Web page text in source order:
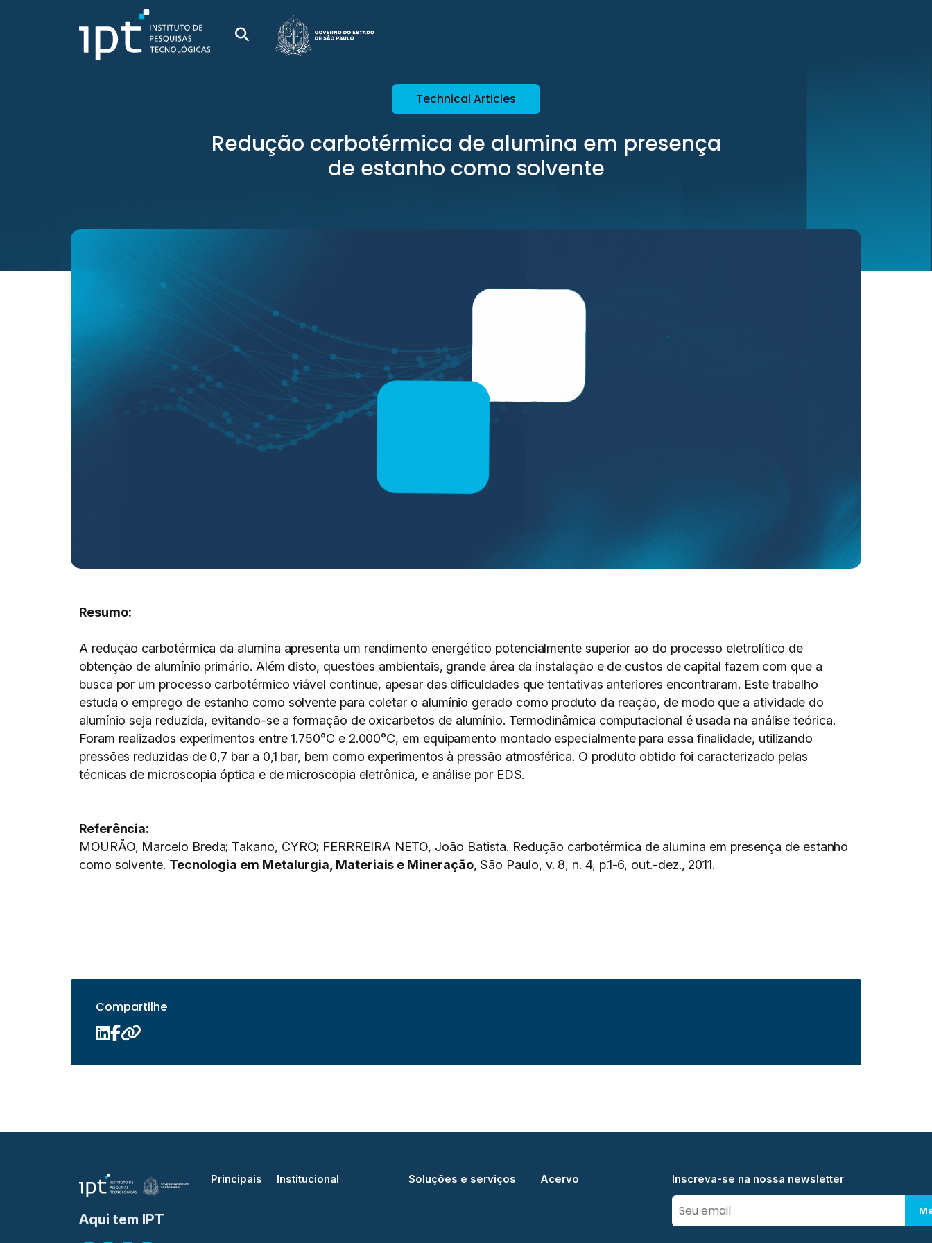
Technical Articles
Redução carbotérmica de alumina em presença
de estanho como solvente
Resumo:
A redução carbotérmica da alumina apresenta um rendimento energético potencialmente superior ao do processo eletrolítico de
obtenção de alumínio primário. Além disto, questões ambientais, grande área da instalação e de custos de capital fazem com que a
busca por um processo carbotérmico viável continue, apesar das dificuldades que tentativas anteriores encontraram. Este trabalho
estuda o emprego de estanho como solvente para coletar o alumínio gerado como produto da reação, de modo que a atividade do
alumínio seja reduzida, evitando-se a formação de oxicarbetos de alumínio. Termodinâmica computacional é usada na análise teórica.
Foram realizados experimentos entre 1.750°C e 2.000°C, em equipamento montado especialmente para essa finalidade, utilizando
pressões reduzidas de 0,7 bar a 0,1 bar, bem como experimentos à pressão atmosférica. O produto obtido foi caracterizado pelas
técnicas de microscopia óptica e de microscopia eletrônica, e análise por EDS.
Referência:
MOURÃO, Marcelo Breda; Takano, CYRO; FERRREIRA NETO, João Batista. Redução carbotérmica de alumina em presença de estanho
como solvente. Tecnologia em Metalurgia, Materiais e Mineração, São Paulo, v. 8, n. 4, p.1-6, out.-dez., 2011.
Compartilhe
Aqui tem IPT
Principais Institucional Soluções e serviços Acervo Inscreva-se na nossa newsletter